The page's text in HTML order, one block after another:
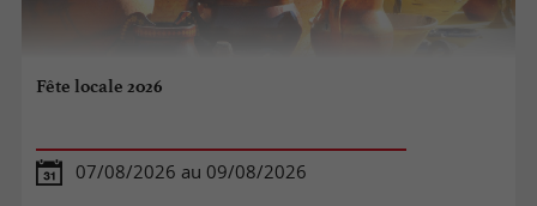
Fête locale 2026
07/08/2026 au 09/08/2026